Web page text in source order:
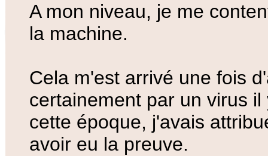
A mon niveau, je me
la machine.
Cela m'est arrivé une fois
certainement par un virus
cette époque, j'avais
avoir eu la preuve.